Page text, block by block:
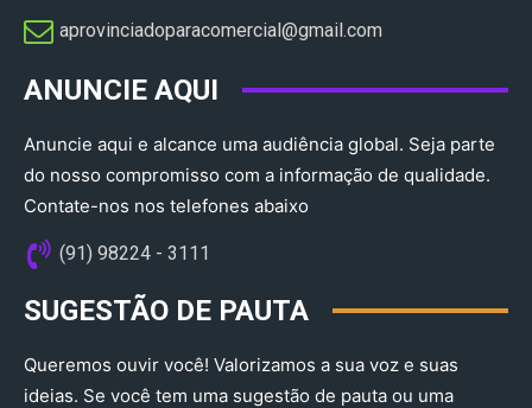
aprovinciadoparacomercial@gmail.com​
ANUNCIE AQUI
Anuncie aqui e alcance uma audiência global. Seja parte
do nosso compromisso com a informação de qualidade.
Contate-nos nos telefones abaixo
(91) 98224 - 3111
SUGESTÃO DE PAUTA
Queremos ouvir você! Valorizamos a sua voz e suas
ideias. Se você tem uma sugestão de pauta ou uma